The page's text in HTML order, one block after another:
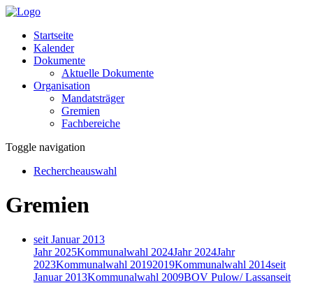
Startseite
Kalender
Dokumente
Aktuelle Dokumente
Organisation
Mandatsträger
Gremien
Fachbereiche
Toggle navigation
Rechercheauswahl
Gremien
seit Januar 2013
Jahr 2025Kommunalwahl 2024Jahr 2024Jahr
2023Kommunalwahl 20192019Kommunalwahl 2014seit
Januar 2013Kommunalwahl 2009BOV Pulow/ Lassanseit